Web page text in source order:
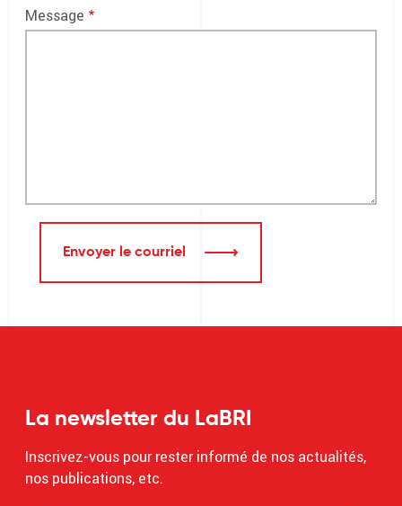
Message
Envoyer le courriel
La newsletter du LaBRI
Inscrivez-vous pour rester informé de nos actualités,
nos publications, etc.